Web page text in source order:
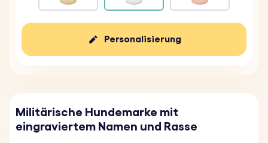
Personalisierung
Militärische Hundemarke mit
eingraviertem Namen und Rasse